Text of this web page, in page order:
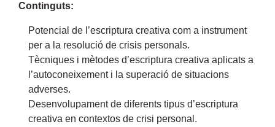
Continguts:
Potencial de l’escriptura creativa com a instrument
per a la resolució de crisis personals.
Tècniques i mètodes d’escriptura creativa aplicats a
l’autoconeixement i la superació de situacions
adverses.
Desenvolupament de diferents tipus d’escriptura
creativa en contextos de crisi personal.